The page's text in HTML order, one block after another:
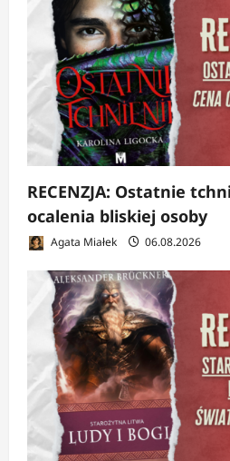
RECENZJA: Ostatnie
ocalenia bliskiej osoby
Agata Miałek 06.08.2026